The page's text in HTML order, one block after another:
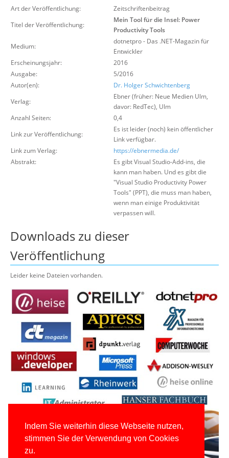
Indem Sie weiterhin diese Webseite nutzen,
stimmen Sie der Verwendung von Cookies
zu.
Über uns
Suche
Art der Veröffentlichung:
Zeitschriftenbeitrag
Titel der Veröffentlichung:
Mein Tool für die Insel: Power
Productivity Tools
Medium:
dotnetpro - Das .NET-Magazin für
Entwickler
Erscheinungsjahr:
2016
Ausgabe:
5/2016
Autor(en):
Dr. Holger Schwichtenberg
Verlag:
Ebner (früher: Neue Medien Ulm,
davor: RedTec), Ulm
Anzahl Seiten:
0,4
Link zur Veröffentlichung:
Es ist leider (noch) kein öffentlicher
Link verfügbar.
Link zum Verlag:
https://ebnermedia.de/
Abstrakt:
Es gibt Visual Studio-Add-ins, die
kann man haben. Und es gibt die
"Visual Studio Productivity Power
Tools" (PPT), die muss man haben,
wenn man einige Produktivität
verpassen will.
Downloads zu dieser
Veröffentlichung
Leider keine Dateien vorhanden.